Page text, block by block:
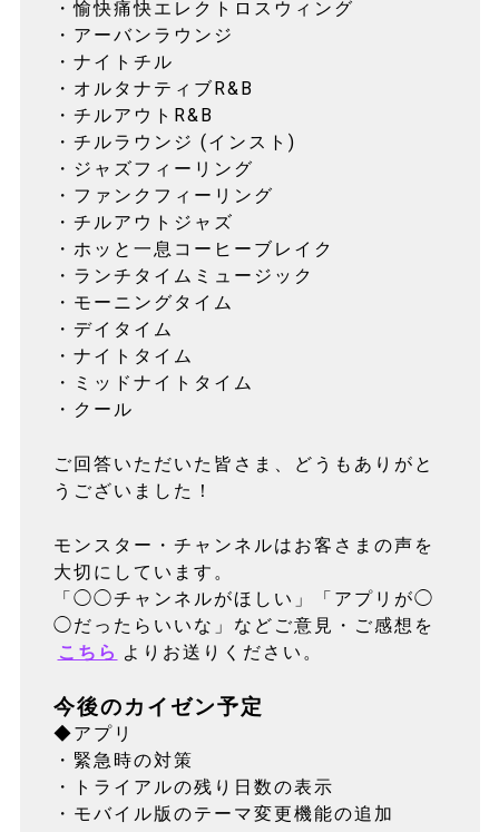
・愉快痛快エレクトロスウィング
・アーバンラウンジ
・ナイトチル
・オルタナティブR&B
・チルアウトR&B
・チルラウンジ (インスト)
・ジャズフィーリング
・ファンクフィーリング
・チルアウトジャズ
・ホッと一息コーヒーブレイク
・ランチタイムミュージック
・モーニングタイム
・デイタイム
・ナイトタイム
・ミッドナイトタイム
・クール
ご回答いただいた皆さま、どうもありがと
うございました！
モンスター・チャンネルはお客さまの声を
大切にしています。
「◯◯チャンネルがほしい」「アプリが◯
◯だったらいいな」などご意見・ご感想を
こちら よりお送りください。
今後のカイゼン予定
◆アプリ
・緊急時の対策
・トライアルの残り日数の表示
・モバイル版のテーマ変更機能の追加